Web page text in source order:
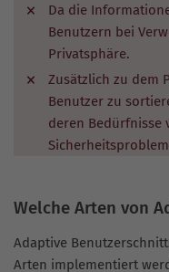
Da die
Benutzern bei
Privatsphäre.
Zusätzlich zu dem
Benutzer zu
deren Bedürfnisse
Welche Arten von
Adaptive
Arten implementiert